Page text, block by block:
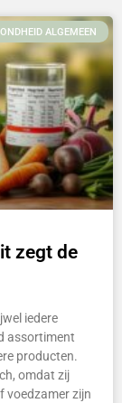
ALGEMEEN
zegt de
iedere
assortiment
producten.
omdat zij
voedzamer zijn